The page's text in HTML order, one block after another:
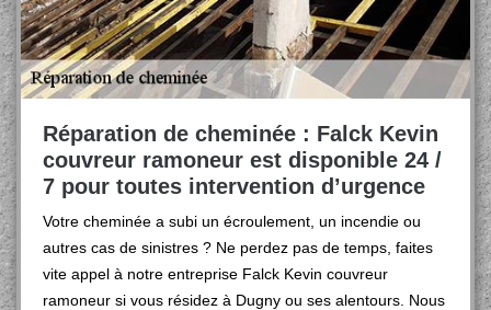
Réparation de cheminée : Falck Kevin
couvreur ramoneur est disponible 24 /
7 pour toutes intervention d’urgence
Votre cheminée a subi un écroulement, un incendie ou
autres cas de sinistres ? Ne perdez pas de temps, faites
vite appel à notre entreprise Falck Kevin couvreur
ramoneur si vous résidez à Dugny ou ses alentours. Nous